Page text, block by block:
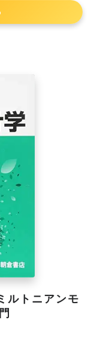
ルトニアンモ